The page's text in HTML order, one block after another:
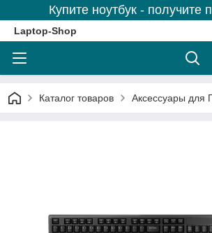
Купите ноутбук - получите
Laptop-Shop
Каталог товаров Аксессуары для